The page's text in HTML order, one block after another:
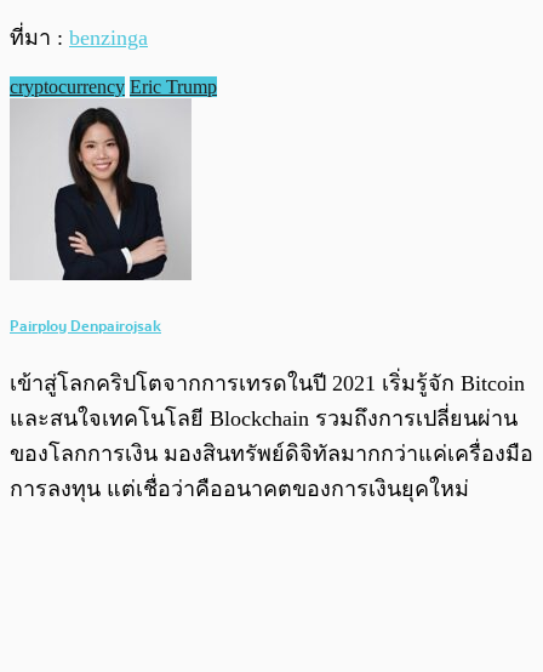
ที่มา : benzinga
cryptocurrency Eric Trump
Pairploy Denpairojsak
เข้าสู่โลกคริปโตจากการเทรดในปี 2021 เริ่มรู้จัก Bitcoin
และสนใจเทคโนโลยี Blockchain รวมถึงการเปลี่ยนผ่าน
ของโลกการเงิน มองสินทรัพย์ดิจิทัลมากกว่าแค่เครื่องมือ
การลงทุน แต่เชื่อว่าคืออนาคตของการเงินยุคใหม่